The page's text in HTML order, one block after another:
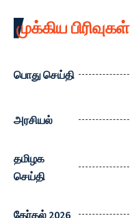
முக்கிய பிரிவுகள்
பொது செய்தி
அரசியல்
தமிழக
செய்தி
தேர்தல் 2026